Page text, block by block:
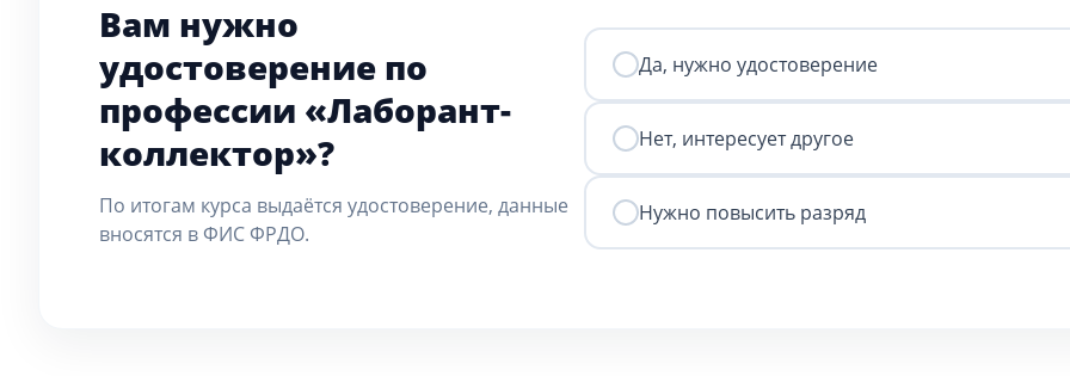
Вам нужно
удостоверение по
профессии «Лаборант-
коллектор»?
По итогам курса выдаётся удостоверение, данные
вносятся в ФИС ФРДО.
Да, нужно удостоверение
Нет, интересует другое
Нужно повысить разряд